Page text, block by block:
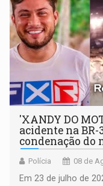
'XANDY DO
acidente na
condenação do
Polícia 08 de
Em 23 de julho de